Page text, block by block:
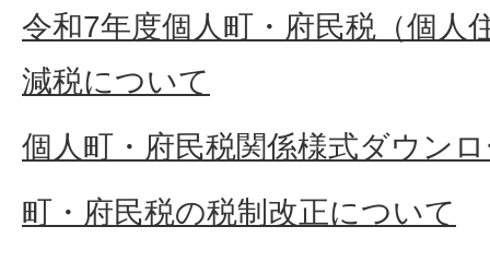
令和7年度個人町・府民税（個人
減税について
個人町・府民税関係様式ダウン
町・府民税の税制改正について